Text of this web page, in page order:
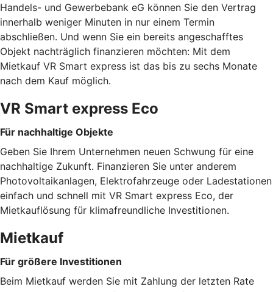
Handels- und Gewerbebank eG können Sie den Vertrag
innerhalb weniger Minuten in nur einem Termin
abschließen. Und wenn Sie ein bereits angeschafftes
Objekt nachträglich finanzieren möchten: Mit dem
Mietkauf VR Smart express ist das bis zu sechs Monate
nach dem Kauf möglich.
VR Smart express Eco
Für nachhaltige Objekte
Geben Sie Ihrem Unternehmen neuen Schwung für eine
nachhaltige Zukunft. Finanzieren Sie unter anderem
Photovoltaikanlagen, Elektrofahrzeuge oder Ladestationen
einfach und schnell mit VR Smart express Eco, der
Mietkauflösung für klimafreundliche Investitionen.
Mietkauf
Für größere Investitionen
Beim Mietkauf werden Sie mit Zahlung der letzten Rate